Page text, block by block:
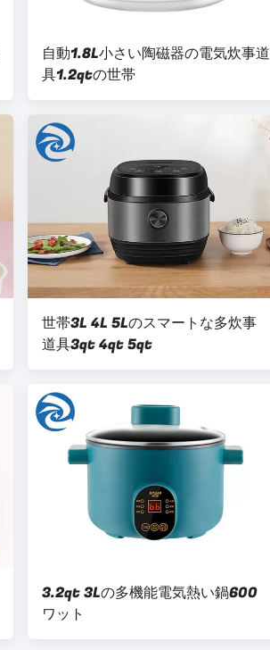
自動1.8L小さい陶磁器の電気炊事道
具1.2qtの世帯
世帯3L 4L 5Lのスマートな多炊事
道具3qt 4qt 5qt
3.2qt 3Lの多機能電気熱い鍋600
ワット